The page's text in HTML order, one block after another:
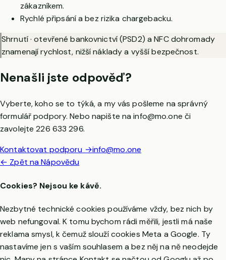
zákazníkem.
Rychlé připsání a bez rizika chargebacku.
Shrnutí · otevřené bankovnictví (PSD2) a NFC dohromady
znamenají rychlost, nižší náklady a vyšší bezpečnost.
Nenašli jste odpověď?
Vyberte, koho se to týká, a my vás pošleme na správný
formulář podpory. Nebo napište nainfo@mo.one či
zavolejte226 633 296.
Kontaktovat podporu →info@mo.one
← Zpět na Nápovědu
Cookies? Nejsou ke kávě.
Nezbytné technické cookies používáme vždy, bez nich by
web nefungoval. K tomu bychom rádi měřili, jestli má naše
reklama smysl, k čemuž slouží cookies Meta a Google. Ty
nastavíme jen s vaším souhlasem a bez něj na ně neodejde